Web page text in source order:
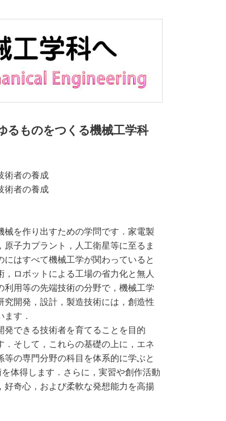
るものをつくる機械工学科
術者の養成
術者の養成
を作り出すための学問です．家電製
子力プラント，人工衛星等に至るま
はすべて機械工学が関わっていると
ロボットによる工場の省力化と無人
用等の先端技術の分野で，機械工学
開発，設計，製造技術には，創造性
す．
できる技術者を育てることを目的
そして，これらの基礎の上に，エネ
の専門分野の科目を体系的に学ぶと
体得します．さらに，実習や創作活動
奇心，および柔軟な発想能力を高揚